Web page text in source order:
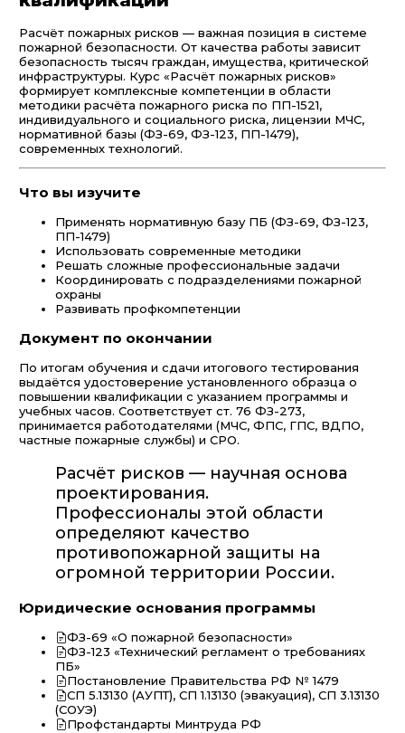
Расчёт пожарных рисков — важная позиция в системе
пожарной безопасности. От качества работы зависит
безопасность тысяч граждан, имущества, критической
инфраструктуры. Курс «Расчёт пожарных рисков»
формирует комплексные компетенции в области
методики расчёта пожарного риска по ПП-1521,
индивидуального и социального риска, лицензии МЧС,
нормативной базы (ФЗ-69, ФЗ-123, ПП-1479),
современных технологий.
Что вы изучите
Применять нормативную базу ПБ (ФЗ-69, ФЗ-123,
ПП-1479)
Использовать современные методики
Решать сложные профессиональные задачи
Координировать с подразделениями пожарной
охраны
Развивать профкомпетенции
Документ по окончании
По итогам обучения и сдачи итогового тестирования
выдаётся удостоверение установленного образца о
повышении квалификации с указанием программы и
учебных часов. Соответствует ст. 76 ФЗ-273,
принимается работодателями (МЧС, ФПС, ГПС, ВДПО,
частные пожарные службы) и СРО.
Расчёт рисков — научная основа
проектирования.
Профессионалы этой области
определяют качество
противопожарной защиты на
огромной территории России.
Юридические основания программы
ФЗ-69 «О пожарной безопасности»
ФЗ-123 «Технический регламент о требованиях
ПБ»
Постановление Правительства РФ № 1479
СП 5.13130 (АУПТ), СП 1.13130 (эвакуация), СП 3.13130
(СОУЭ)
Профстандарты Минтруда РФ